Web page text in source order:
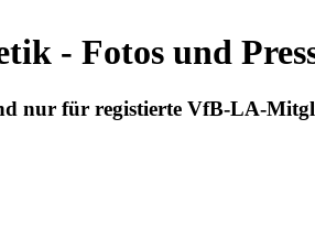
- Fotos und
nur für registierte VfB-LA-